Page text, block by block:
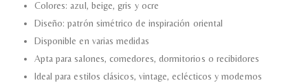
Colores: azul, beige, gris y ocre
Diseño: patrón simétrico de inspiración oriental
Disponible en varias medidas
Apta para salones, comedores, dormitorios o recibidores
Ideal para estilos clásicos, vintage, eclécticos y modernos